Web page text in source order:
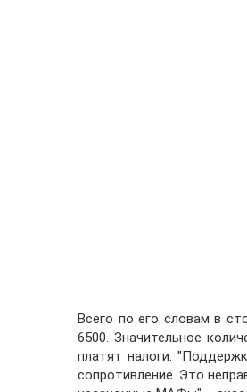
Всего по его словам в
6500. Значительное
платят налоги.
сопротивление. Это